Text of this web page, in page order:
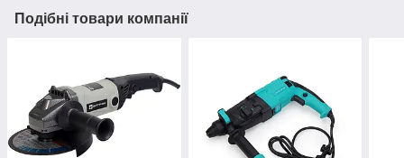
Подібні товари компанії